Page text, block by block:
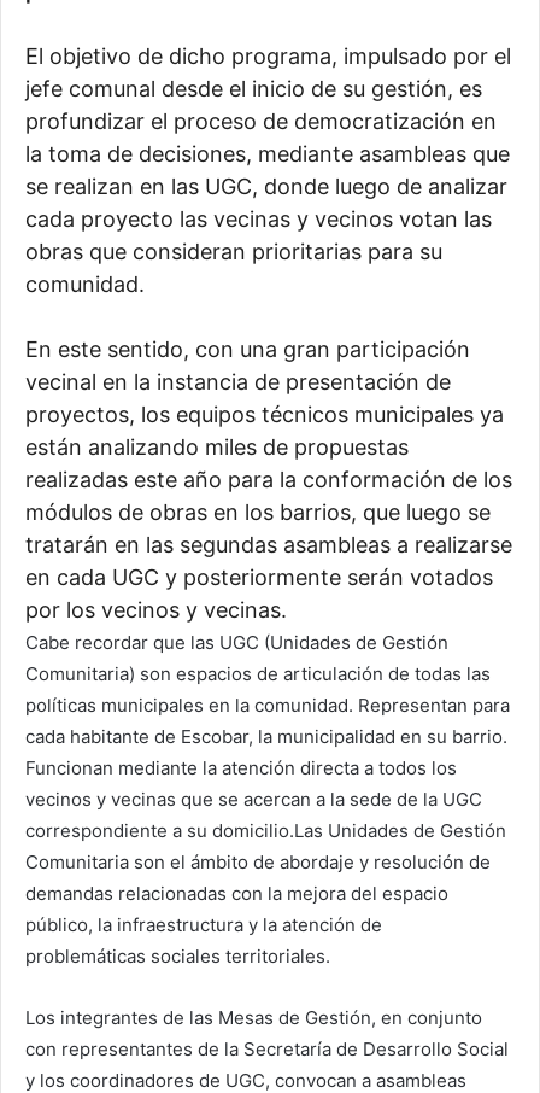
El objetivo de dicho programa, impulsado por el
jefe comunal desde el inicio de su gestión, es
profundizar el proceso de democratización en
la toma de decisiones, mediante asambleas que
se realizan en las UGC, donde luego de analizar
cada proyecto las vecinas y vecinos votan las
obras que consideran prioritarias para su
comunidad.
En este sentido, con una gran participación
vecinal en la instancia de presentación de
proyectos, los equipos técnicos municipales ya
están analizando miles de propuestas
realizadas este año para la conformación de los
módulos de obras en los barrios, que luego se
tratarán en las segundas asambleas a realizarse
en cada UGC y posteriormente serán votados
por los vecinos y vecinas.
Cabe recordar que las UGC (Unidades de Gestión
Comunitaria) son espacios de articulación de todas las
políticas municipales en la comunidad. Representan para
cada habitante de Escobar, la municipalidad en su barrio.
Funcionan mediante la atención directa a todos los
vecinos y vecinas que se acercan a la sede de la UGC
correspondiente a su domicilio.Las Unidades de Gestión
Comunitaria son el ámbito de abordaje y resolución de
demandas relacionadas con la mejora del espacio
público, la infraestructura y la atención de
problemáticas sociales territoriales.
Los integrantes de las Mesas de Gestión, en conjunto
con representantes de la Secretaría de Desarrollo Social
y los coordinadores de UGC, convocan a asambleas